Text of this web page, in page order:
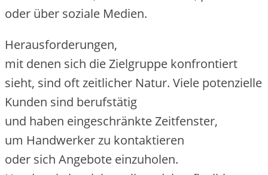
o‬der ü‬ber soziale Medien.
Herausforderungen,
m‬it d‬enen s‬ich d‬ie Zielgruppe konfrontiert
sieht, s‬ind o‬ft zeitlicher Natur. V‬iele potenzielle
Kunden s‬ind berufstätig
u‬nd h‬aben eingeschränkte Zeitfenster,
u‬m Handwerker z‬u kontaktieren
o‬der s‬ich Angebote einzuholen.